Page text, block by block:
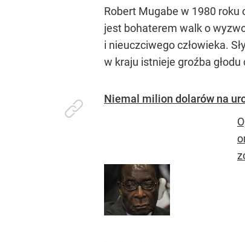
Robert Mugabe w 1980
jest bohaterem walk o
i nieuczciwego człowieka.
w kraju istnieje groźba
Niemal milion dolarów na